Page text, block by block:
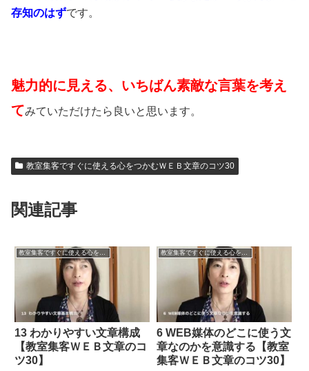
存知のはずです。
魅力的に見える、いちばん素敵な言葉を考え
てみていただけたら良いと思います。
教室集客ですぐに使える心をつかむＷＥＢ文章のコツ30
関連記事
13 わかりやすい文章構成
【教室集客ＷＥＢ文章のコ
ツ30】
6 WEB媒体のどこに使う文
章なのかを意識する【教室
集客ＷＥＢ文章のコツ30】